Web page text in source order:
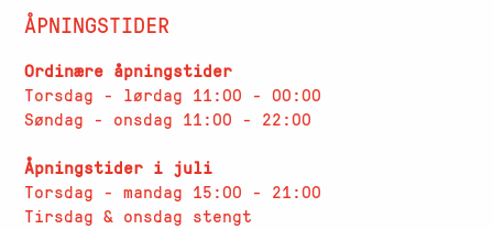
ÅPNINGSTIDER
Ordinære åpningstider
Torsdag - lørdag 11:00 - 00:00
Søndag - onsdag 11:00 - 22:00
Åpningstider i juli
Torsdag - mandag 15:00 - 21:00
Tirsdag & onsdag stengt